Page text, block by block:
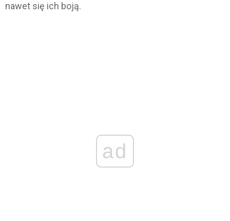
nawet się ich boją.
ad